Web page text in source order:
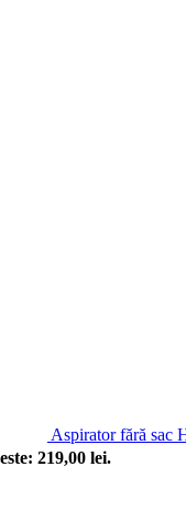
Aspirator fără sac
219,00 lei.